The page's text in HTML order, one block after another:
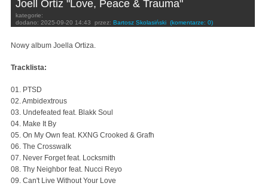
Joell Ortiz "Love, Peace & Trauma"
kategorie:
dodano: 2025-09-20 14:43 przez: Bartosz Skolasiński (komentarze: 0)
Nowy album Joella Ortiza.
Tracklista:
01. PTSD
02. Ambidextrous
03. Undefeated feat. Blakk Soul
04. Make It By
05. On My Own feat. KXNG Crooked & Grafh
06. The Crosswalk
07. Never Forget feat. Locksmith
08. Thy Neighbor feat. Nucci Reyo
09. Can't Live Without Your Love